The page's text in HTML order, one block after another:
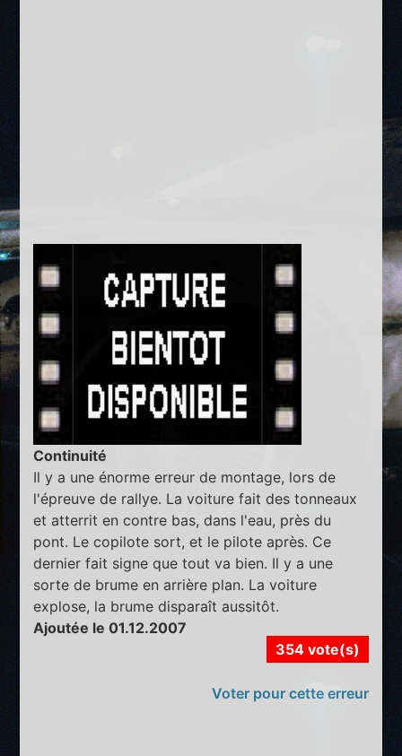
Continuité
Il y a une énorme erreur de montage, lors de
l'épreuve de rallye. La voiture fait des tonneaux
et atterrit en contre bas, dans l'eau, près du
pont. Le copilote sort, et le pilote après. Ce
dernier fait signe que tout va bien. Il y a une
sorte de brume en arrière plan. La voiture
explose, la brume disparaît aussitôt.
Ajoutée le 01.12.2007
354 vote(s)
Voter pour cette erreur